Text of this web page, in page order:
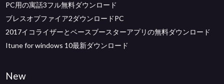
PC用の寓話3フル無料ダウンロード
ブレスオブファイア2ダウンロードPC
2017イコライザーとベースブースターアプリの無料ダウンロード
Itune for windows 10最新ダウンロード
New